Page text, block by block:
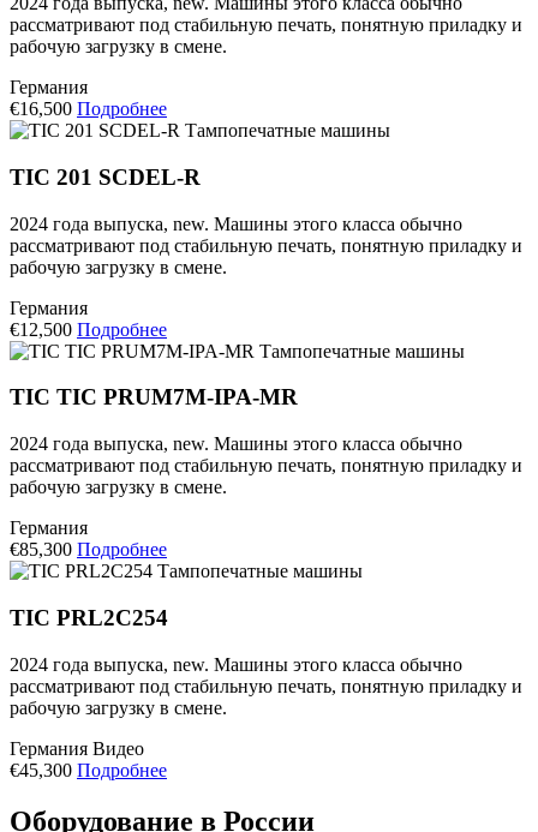
рассматривают под стабильную печать, понятную приладку и
рабочую загрузку в смене.
Германия
€16,500 Подробнее
Тампопечатные машины
TIC 201 SCDEL-R
2024 года выпуска, new. Машины этого класса обычно
рассматривают под стабильную печать, понятную приладку и
рабочую загрузку в смене.
Германия
€12,500 Подробнее
Тампопечатные машины
TIC TIC PRUM7M-IPA-MR
2024 года выпуска, new. Машины этого класса обычно
рассматривают под стабильную печать, понятную приладку и
рабочую загрузку в смене.
Германия
€85,300 Подробнее
Тампопечатные машины
TIC PRL2C254
2024 года выпуска, new. Машины этого класса обычно
рассматривают под стабильную печать, понятную приладку и
рабочую загрузку в смене.
Германия Видео
€45,300 Подробнее
Оборудование в России